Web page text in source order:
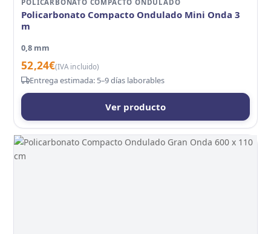
POLICARBONATO COMPACTO ONDULADO
Policarbonato Compacto Ondulado Mini Onda 3
m
0,8 mm
52,24€(IVA incluido)
Entrega estimada: 5–9 días laborables
Ver producto